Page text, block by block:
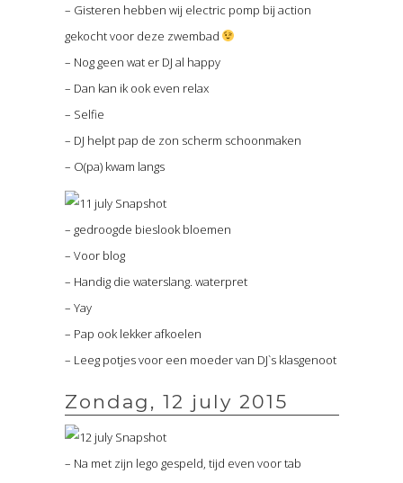
– Gisteren hebben wij electric pomp bij action
gekocht voor deze zwembad
– Nog geen wat er DJ al happy
– Dan kan ik ook even relax
– Selfie
– DJ helpt pap de zon scherm schoonmaken
– O(pa) kwam langs
– gedroogde bieslook bloemen
– Voor blog
– Handig die waterslang. waterpret
– Yay
– Pap ook lekker afkoelen
– Leeg potjes voor een moeder van DJ`s klasgenoot
Zondag, 12 july 2015
– Na met zijn lego gespeld, tijd even voor tab